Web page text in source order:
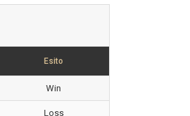
Esito
Win
Loss